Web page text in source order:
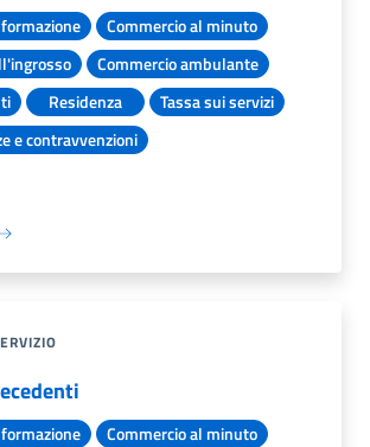
Commercio al minuto
Commercio ambulante
Residenza
Tassa sui servizi
e contravvenzioni
Commercio al minuto